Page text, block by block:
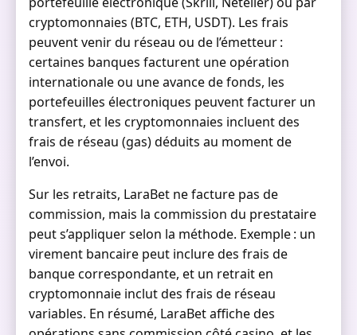
cryptomonnaies (BTC, ETH, USDT). Les frais
peuvent venir du réseau ou de l’émetteur :
certaines banques facturent une opération
internationale ou une avance de fonds, les
portefeuilles électroniques peuvent facturer un
transfert, et les cryptomonnaies incluent des
frais de réseau (gas) déduits au moment de
l’envoi.
Sur les retraits, LaraBet ne facture pas de
commission, mais la commission du prestataire
peut s’appliquer selon la méthode. Exemple : un
virement bancaire peut inclure des frais de
banque correspondante, et un retrait en
cryptomonnaie inclut des frais de réseau
variables. En résumé, LaraBet affiche des